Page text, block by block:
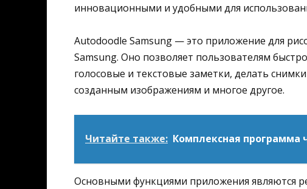
инновационными и удобными для
Autodoodle Samsung — это приложение для
Samsung. Оно позволяет пользователям
голосовые и текстовые заметки, делать
созданным изображениям и многое другое.
Читайте также: Комплексная программа
Основными функциями приложения являются